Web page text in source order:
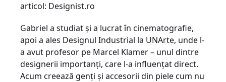
articol: Designist.ro
Gabriel a studiat şi a lucrat în cinematografie,
apoi a ales Designul Industrial la UNArte, unde l-
a avut profesor pe Marcel Klamer – unul dintre
designerii importanţi, care l-a influenţat direct.
Acum creează genţi şi accesorii din piele cum nu